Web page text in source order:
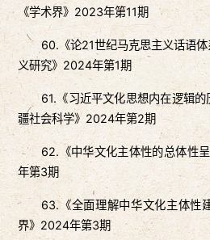
《学术界》2023年第11期
60.《论21世纪马克思主义话语
义研究》2024年第1期
61.《习近平文化思想内在逻辑
疆社会科学》2024年第2期
62.《中华文化主体性的总体性
年第3期
63.《全面理解中华文化主体性
界》2024年第3期